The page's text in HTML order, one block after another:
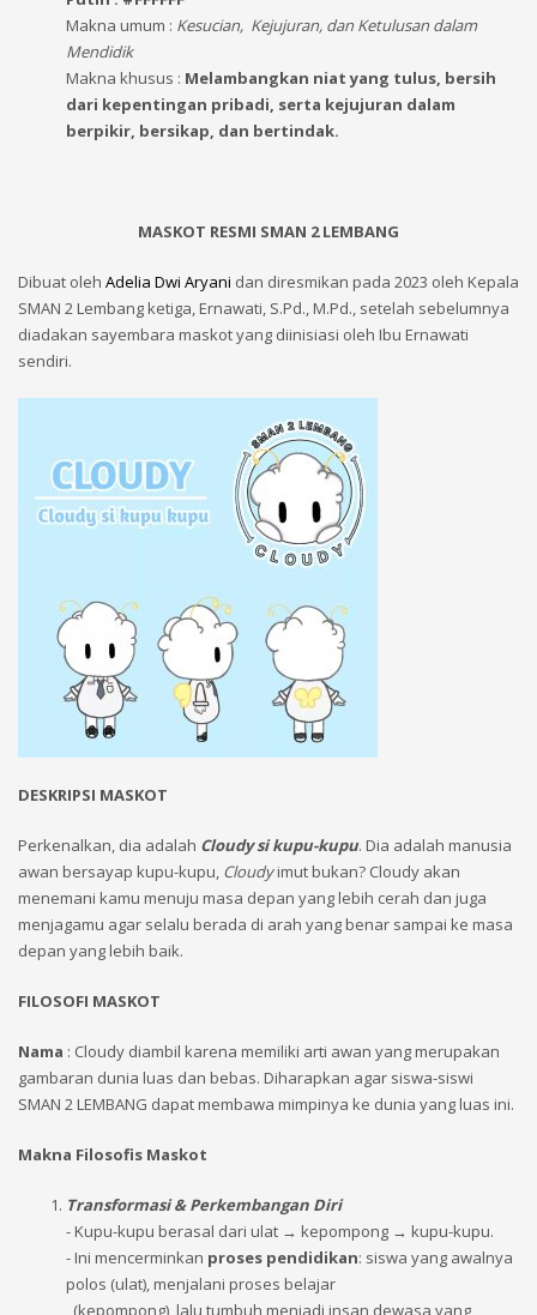
Makna umum : Kesucian, Kejujuran, dan Ketulusan dalam
Mendidik
Makna khusus : Melambangkan niat yang tulus, bersih
dari kepentingan pribadi, serta kejujuran dalam
berpikir, bersikap, dan bertindak.
MASKOT RESMI SMAN 2 LEMBANG
Dibuat oleh Adelia Dwi Aryani dan diresmikan pada 2023 oleh Kepala
SMAN 2 Lembang ketiga, Ernawati, S.Pd., M.Pd., setelah sebelumnya
diadakan sayembara maskot yang diinisiasi oleh Ibu Ernawati
sendiri.
DESKRIPSI MASKOT
Perkenalkan, dia adalah Cloudy si kupu-kupu. Dia adalah manusia
awan bersayap kupu-kupu, Cloudyimut bukan? Cloudy akan
menemani kamu menuju masa depan yang lebih cerah dan juga
menjagamu agar selalu berada di arah yang benar sampai ke masa
depan yang lebih baik.
FILOSOFI MASKOT
Nama : Cloudy diambil karena memiliki arti awan yang merupakan
gambaran dunia luas dan bebas. Diharapkan agar siswa-siswi
SMAN 2 LEMBANG dapat membawa mimpinya ke dunia yang luas ini.
Makna Filosofis Maskot
Transformasi & Perkembangan Diri
- Kupu-kupu berasal dari ulat → kepompong → kupu-kupu.
- Ini mencerminkan proses pendidikan: siswa yang awalnya
polos (ulat), menjalani proses belajar
(kepompong), lalu tumbuh menjadi insan dewasa yang